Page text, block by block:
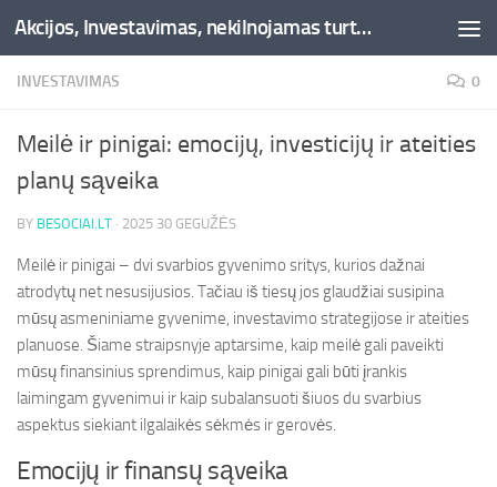
Skip to content Akcijos, Investavimas, nekilnojamas turtas, kriptovaliutos - Besociai.lt
INVESTAVIMAS 0
Meilė ir pinigai: emocijų, investicijų ir ateities
planų sąveika
BY BESOCIAI.LT · 2025 30 GEGUŽĖS
Meilė ir pinigai – dvi svarbios gyvenimo sritys, kurios dažnai
atrodytų net nesusijusios. Tačiau iš tiesų jos glaudžiai susipina
mūsų asmeniniame gyvenime, investavimo strategijose ir ateities
planuose. Šiame straipsnyje aptarsime, kaip meilė gali paveikti
mūsų finansinius sprendimus, kaip pinigai gali būti įrankis
laimingam gyvenimui ir kaip subalansuoti šiuos du svarbius
aspektus siekiant ilgalaikės sėkmės ir gerovės.
Emocijų ir finansų sąveika